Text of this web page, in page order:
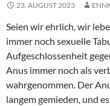
23. AUGUST 2023
Seien wir ehrlich, wir
immer noch sexuelle
Aufgeschlossenheit
Anus immer noch als
wahrgenommen. Der
langem gemieden, und